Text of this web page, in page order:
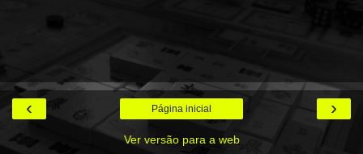
‹ ›
Página inicial
Ver versão para a web